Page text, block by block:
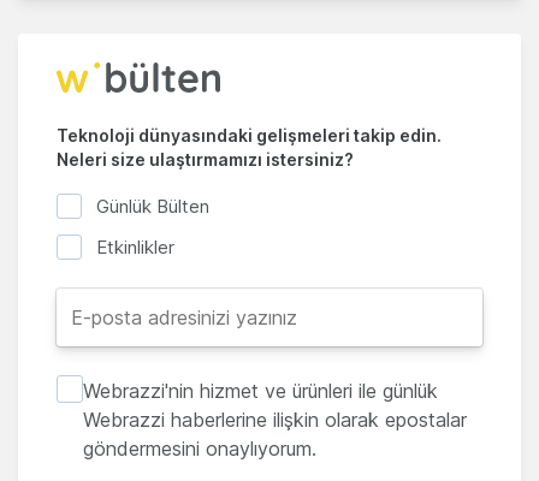
Teknoloji dünyasındaki gelişmeleri takip edin.
Neleri size ulaştırmamızı istersiniz?
Günlük Bülten
Etkinlikler
Webrazzi'nin hizmet ve ürünleri ile günlük
Webrazzi haberlerine ilişkin olarak epostalar
göndermesini onaylıyorum.